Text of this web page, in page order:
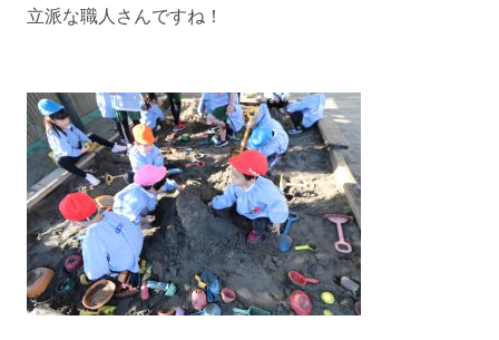
立派な職人さんですね！